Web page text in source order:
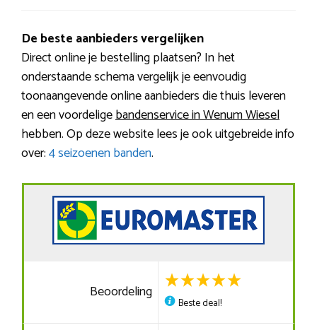
De beste aanbieders vergelijken
Direct online je bestelling plaatsen? In het
onderstaande schema vergelijk je eenvoudig
toonaangevende online aanbieders die thuis leveren
en een voordeligebandenservice in Wenum Wiesel
hebben. Op deze website lees je ook uitgebreide info
over:4 seizoenen banden.
Beoordeling
Beste deal!